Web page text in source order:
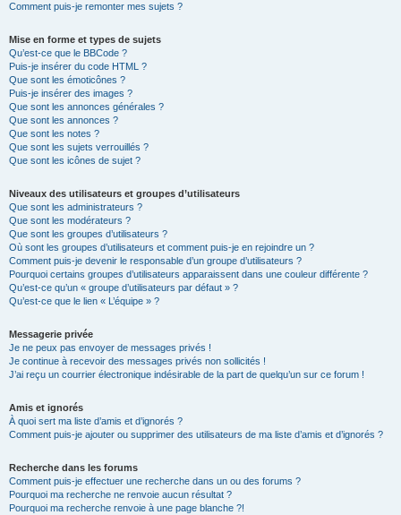
Comment puis-je remonter mes sujets ?
Mise en forme et types de sujets
Qu’est-ce que le BBCode ?
Puis-je insérer du code HTML ?
Que sont les émoticônes ?
Puis-je insérer des images ?
Que sont les annonces générales ?
Que sont les annonces ?
Que sont les notes ?
Que sont les sujets verrouillés ?
Que sont les icônes de sujet ?
Niveaux des utilisateurs et groupes d’utilisateurs
Que sont les administrateurs ?
Que sont les modérateurs ?
Que sont les groupes d’utilisateurs ?
Où sont les groupes d’utilisateurs et comment puis-je en rejoindre un ?
Comment puis-je devenir le responsable d’un groupe d’utilisateurs ?
Pourquoi certains groupes d’utilisateurs apparaissent dans une couleur différente ?
Qu’est-ce qu’un « groupe d’utilisateurs par défaut » ?
Qu’est-ce que le lien « L’équipe » ?
Messagerie privée
Je ne peux pas envoyer de messages privés !
Je continue à recevoir des messages privés non sollicités !
J’ai reçu un courrier électronique indésirable de la part de quelqu’un sur ce forum !
Amis et ignorés
À quoi sert ma liste d’amis et d’ignorés ?
Comment puis-je ajouter ou supprimer des utilisateurs de ma liste d’amis et d’ignorés ?
Recherche dans les forums
Comment puis-je effectuer une recherche dans un ou des forums ?
Pourquoi ma recherche ne renvoie aucun résultat ?
Pourquoi ma recherche renvoie à une page blanche ?!